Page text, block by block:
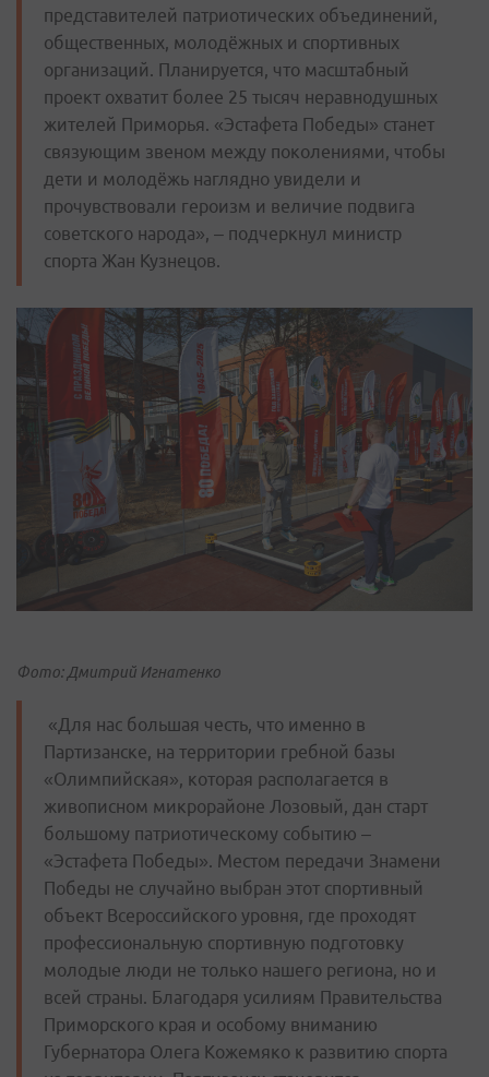
представителей патриотических объединений,
общественных, молодёжных и спортивных
организаций. Планируется, что масштабный
проект охватит более 25 тысяч неравнодушных
жителей Приморья. «Эстафета Победы» станет
связующим звеном между поколениями, чтобы
дети и молодёжь наглядно увидели и
прочувствовали героизм и величие подвига
советского народа», – подчеркнул министр
спорта Жан Кузнецов.
Фото: Дмитрий Игнатенко
«Для нас большая честь, что именно в
Партизанске, на территории гребной базы
«Олимпийская», которая располагается в
живописном микрорайоне Лозовый, дан старт
большому патриотическому событию –
«Эстафета Победы». Местом передачи Знамени
Победы не случайно выбран этот спортивный
объект Всероссийского уровня, где проходят
профессиональную спортивную подготовку
молодые люди не только нашего региона, но и
всей страны. Благодаря усилиям Правительства
Приморского края и особому вниманию
Губернатора Олега Кожемяко к развитию спорта